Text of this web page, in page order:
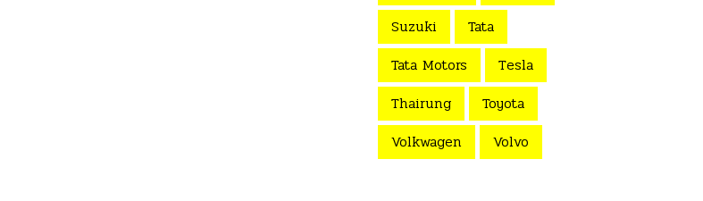
Suzuki
Tata
Tata Motors
Tesla
Thairung
Toyota
Volkwagen
Volvo